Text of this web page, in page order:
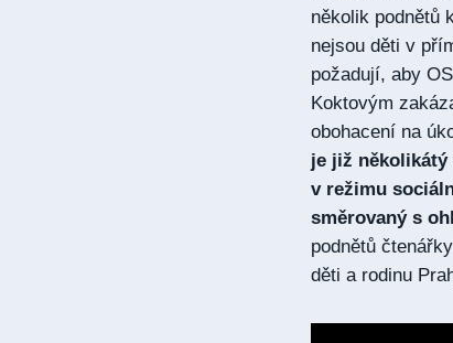
několik podnětů
nejsou děti v
požadují, aby
Koktovým
obohacení na
je již několikátý
v režimu
směrovaný s
podnětů
děti a rodinu